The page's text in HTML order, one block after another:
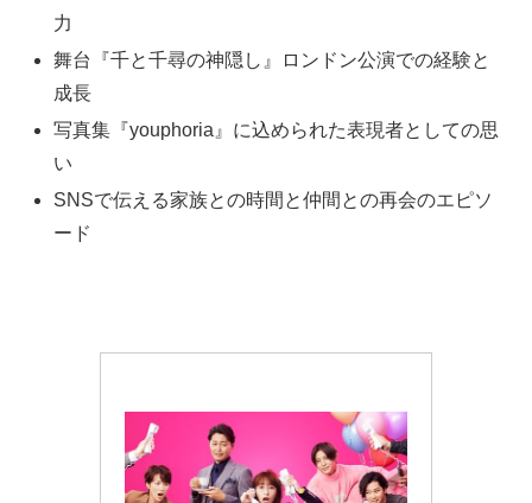
力
舞台『千と千尋の神隠し』ロンドン公演での経験と
成長
写真集『youphoria』に込められた表現者としての思
い
SNSで伝える家族との時間と仲間との再会のエピソ
ード